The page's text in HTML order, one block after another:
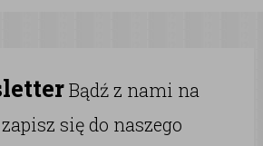
Bądź z nami na
się do naszego